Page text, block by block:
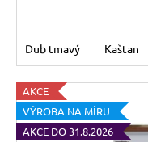
Dub tmavý Kaštan
AKCE
VÝROBA NA MÍRU
AKCE DO 31.8.2026
Původně:
890
Kč